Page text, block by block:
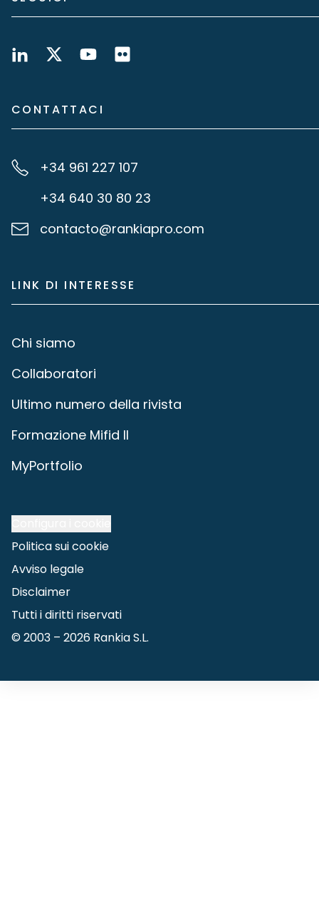
CONTATTACI
+34 961 227 107
+34 640 30 80 23
contacto@rankiapro.com
LINK DI INTERESSE
Chi siamo
Collaboratori
Ultimo numero della rivista
Formazione Mifid II
MyPortfolio
Politica sui cookie
Avviso legale
Disclaimer
Tutti i diritti riservati
© 2003 – 2026 Rankia S.L.